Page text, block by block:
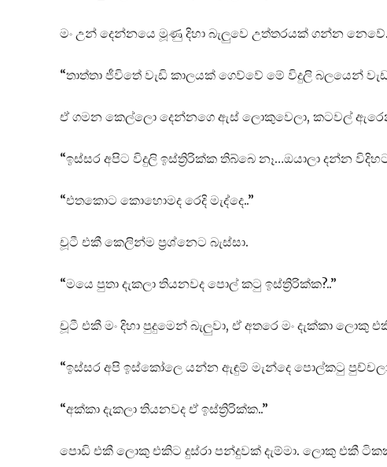
මං උන් දෙන්නයෙ මූණු දිහා බැලුවෙ උත්තරයක් ගන්න නෙවේ.
“තාත්තා ජීවිතේ වැඩි කාලයක් ගෙව්වේ මේ විදුලි බලයෙන්
ඒ ගමන කෙල්ලො දෙන්නගෙ ඇස් ලොකුවෙලා, කටවල්
“ඉස්සර අපිට විදුලි ඉස්ත්‍රිරික්ක තිබ්බෙ නෑ…ඔයාලා දන්න
“එතකොට කොහොමද රෙදි මැද්දෙ..”
චූටී එකී කෙලින්ම ප්‍රශ්නෙට බැස්සා.
“මයෙ පුතා දැකලා තියනවද පොල් කටු ඉස්ත්‍රිරික්ක?..”
චූටී එකී මං දිහා පුදුමෙන් බැලුවා, ඒ අතරෙ මං දැක්කා
“ඉස්සර අපි ඉස්කෝලෙ යන්න ඇඳුම් මැන්දෙ පොල්කටු පුච්චලා
“අක්කා දැකලා තියනවද ඒ ඉස්ත්‍රිරික්ක..”
පොඩි එකී ලොකු එකිට දුස්රා පන්දුවක් දැම්මා. ලොකු එකී